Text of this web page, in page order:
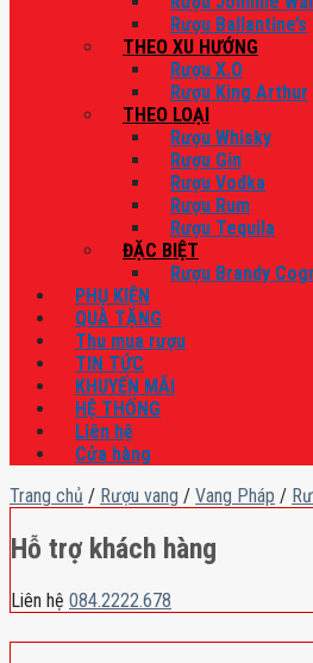
Rượu Ballantine’s
THEO XU HƯỚNG
Rượu X.O
Rượu King Arthur
THEO LOẠI
Rượu Whisky
Rượu Gin
Rượu Vodka
Rượu Rum
Rượu Tequila
ĐẶC BIỆT
Rượu Brandy
PHỤ KIỆN
QUÀ TẶNG
Thu mua rượu
TIN TỨC
KHUYẾN MÃI
HỆ THỐNG
Liên hệ
Cửa hàng
Trang chủ / Rượu vang / Vang Pháp /
Hỗ trợ khách hàng
Liên hệ 084.2222.678